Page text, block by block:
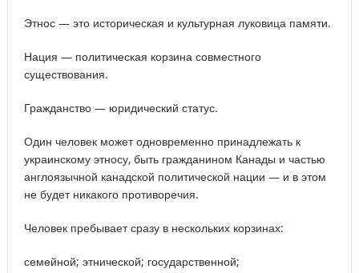
Этнос — это историческая и культурная луковица памяти.
Нация — политическая корзина совместного
существования.
Гражданство — юридический статус.
Один человек может одновременно принадлежать к
украинскому этносу, быть гражданином Канады и частью
англоязычной канадской политической нации — и в этом
не будет никакого противоречия.
Человек пребывает сразу в нескольких корзинах:
семейной; этнической; государственной;